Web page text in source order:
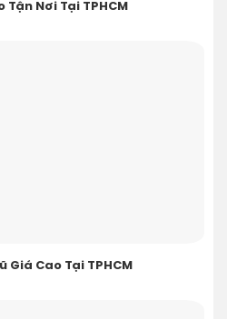
Tận Nơi Tại TPHCM
Cao Tại TPHCM